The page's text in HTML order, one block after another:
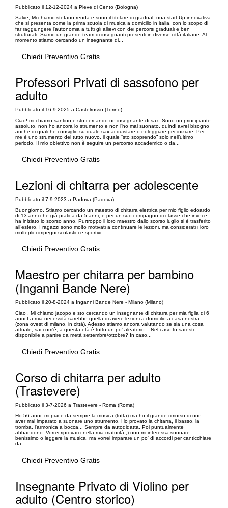
Pubblicato il 12-12-2024 a Pieve di Cento (Bologna)
Salve, Mi chiamo stefano renda e sono il titolare di gradual, una start-Up innovativa
che si presenta come la prima scuola di musica a domicilio in italia, con lo scopo di
far raggiungere l'autonomia a tutti gli allievi con dei percorsi graduali e ben
strutturati. Siamo un grande team di insegnanti presenti in diverse città italiane. Al
momento stiamo cercando un insegnante di...
Chiedi Preventivo Gratis
Professori Privati di sassofono per
adulto
Pubblicato il 16-9-2025 a Castelrosso (Torino)
Ciao! mi chiamo santino e sto cercando un insegnante di sax. Sono un principiante
assoluto, non ho ancora lo strumento e non l’ho mai suonato, quindi avrei bisogno
anche di qualche consiglio su quale sax acquistare o noleggiare per iniziare. Per
me è uno strumento del tutto nuovo, il quale “sto scoprendo” solo nell’ultimo
periodo. Il mio obiettivo non è seguire un percorso accademico o da...
Chiedi Preventivo Gratis
Lezioni di chitarra per adolescente
Pubblicato il 7-9-2023 a Padova (Padova)
Buongiorno, Stiamo cercando un maestro di chitarra elettrica per mio figlio edoardo
di 13 anni che già pratica da 5 anni, e per un suo compagno di classe che invece
ha iniziato lo scorso anno. Purtroppo il loro maestro dallo scorso luglio si è trasferito
all’estero. I ragazzi sono molto motivati a continuare le lezioni, ma considerati i loro
molteplici impegni scolastici e sportivi,...
Chiedi Preventivo Gratis
Maestro per chitarra per bambino
(Inganni Bande Nere)
Pubblicato il 20-8-2024 a Inganni Bande Nere - Milano (Milano)
Ciao , Mi chiamo jacopo e sto cercando un insegnante di chitarra per mia figlia di 6
anni La mia necessità sarebbe quella di avere lezioni a domicilio a casa nostra
(zona ovest di milano, in città). Adesso stiamo ancora valutando se sia una cosa
attuale, sai com'è, a questa età è tutto un po' aleatorio... Nel caso tu saresti
disponibile a partire da metà settembre/ottobre? In caso...
Chiedi Preventivo Gratis
Corso di chitarra per adulto
(Trastevere)
Pubblicato il 3-7-2026 a Trastevere - Roma (Roma)
Ho 56 anni, mi piace da sempre la musica (tutta) ma ho il grande rimorso di non
aver mai imparato a suonare uno strumento. Ho provato la chitarra, il basso, la
tromba, l'armonica a bocca... Sempre da autodidatta. Poi puntualmente
abbandono. Vorrei riprovarci nella mia maturità ;) non mi interessa suonare
benissimo o leggere la musica, ma vorrei imparare un po' di accordi per canticchiare
da...
Chiedi Preventivo Gratis
Insegnante Privato di Violino per
adulto (Centro storico)